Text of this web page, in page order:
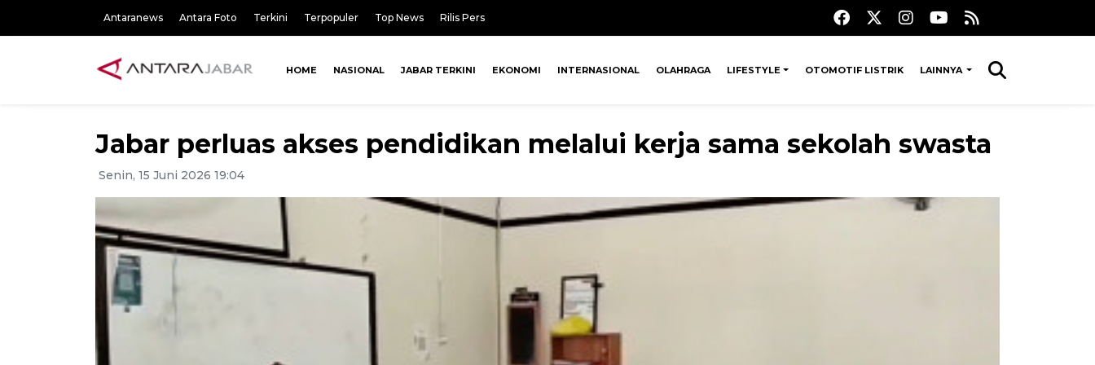
Antaranews Antara Foto Terkini Terpopuler Top News Rilis Pers
HOME NASIONAL JABAR TERKINI EKONOMI INTERNASIONAL OLAHRAGA LIFESTYLE OTOMOTIF LISTRIK LAINNYA
Jabar perluas akses pendidikan melalui kerja sama sekolah swasta
Senin, 15 Juni 2026 19:04